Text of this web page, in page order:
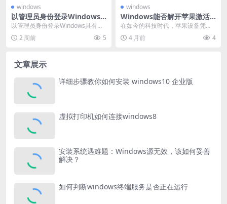
windows
以管理员身份登录Windows
的用处全解析
以管理员身份登录Windows具有诸
多重要作用。它赋予用户对系统更
全面、深入的控...
2 周前 5
windows
Windows能否解开苹果激活
锁？真相大揭秘
在如今的科技时代，苹果设备凭借
其独特的设计、流畅的系统以及丰
富的应用生态，赢得了...
4 月前 4
文章展示
详细步骤教你如何安装 windows10 企业版
虚拟打印机如何连接windows8
安装系统遇难题：Windows源无效，该如何妥善
解决？
如何判断windows终端服务是否正在运行